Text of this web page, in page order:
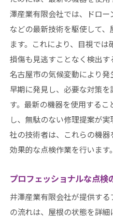
澤産業有限会社では、ドロ
などの最新技術を駆使して
ます。これにより、目視で
損傷も見逃すことなく検出す
名古屋市の気候変動により
早期に発見し、必要な対策
す。最新の機器を使用するこ
し、無駄のない修理提案が
社の技術者は、これらの機
効果的な点検作業を行います。
プロフェッショナルな点検
井澤産業有限会社が提供す
の流れは、屋根の状態を詳